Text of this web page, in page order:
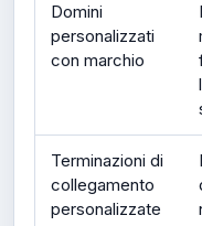
Domini
personalizzati
con marchio
Terminazioni di
collegamento
personalizzate